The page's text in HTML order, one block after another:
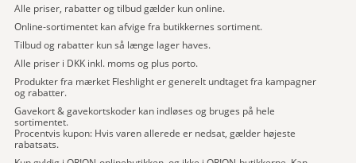
Alle priser, rabatter og tilbud gælder kun online.
Online-sortimentet kan afvige fra butikkernes sortiment.
Tilbud og rabatter kun så længe lager haves.
Alle priser i DKK inkl. moms og plus porto.
Produkter fra mærket Fleshlight er generelt undtaget fra kampagner
og rabatter.
Gavekort & gavekortskoder kan indløses og bruges på hele
sortimentet.
Procentvis kupon: Hvis varen allerede er nedsat, gælder højeste
rabatsats.